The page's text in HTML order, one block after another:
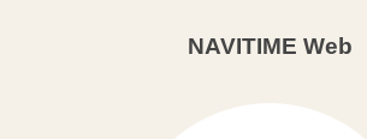
NAVITIME Web